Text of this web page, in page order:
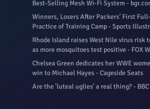
Best-Selling Mesh Wi-Fi System -
Winners, Losers After Packers’ First
Practice of Training Camp - Sports
Rhode Island raises West Nile virus risk
as more mosquitoes test positive - FOX
Chelsea Green dedicates her WWE
win to Michael Hayes - Cageside Seats
Are the 'luteal uglies' a real thing? - BBC